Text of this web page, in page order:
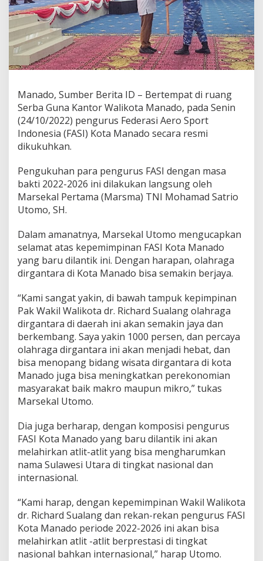
i
k
M
a
r
s
m
U
o
m
o
a
g
a
e
u
a
F
I
M
a
n
a
d
o
P
e
d
e
2
0
2
0
2
6
Manado, Sumber Berita ID – Bertempat di ruang
Serba Guna Kantor Walikota Manado, pada Senin
(24/10/2022) pengurus Federasi Aero Sport
Indonesia (FASI) Kota Manado secara resmi
dikukuhkan.
Pengukuhan para pengurus FASI dengan masa
bakti 2022-2026 ini dilakukan langsung oleh
Marsekal Pertama (Marsma) TNI Mohamad Satrio
Utomo, SH.
Dalam amanatnya, Marsekal Utomo mengucapkan
selamat atas kepemimpinan FASI Kota Manado
yang baru dilantik ini. Dengan harapan, olahraga
dirgantara di Kota Manado bisa semakin berjaya.
“Kami sangat yakin, di bawah tampuk kepimpinan
Pak Wakil Walikota dr. Richard Sualang olahraga
dirgantara di daerah ini akan semakin jaya dan
berkembang. Saya yakin 1000 persen, dan percaya
olahraga dirgantara ini akan menjadi hebat, dan
bisa menopang bidang wisata dirgantara di kota
Manado juga bisa meningkatkan perekonomian
masyarakat baik makro maupun mikro,” tukas
Marsekal Utomo.
Dia juga berharap, dengan komposisi pengurus
FASI Kota Manado yang baru dilantik ini akan
melahirkan atlit-atlit yang bisa mengharumkan
nama Sulawesi Utara di tingkat nasional dan
internasional.
“Kami harap, dengan kepemimpinan Wakil Walikota
dr. Richard Sualang dan rekan-rekan pengurus FASI
Kota Manado periode 2022-2026 ini akan bisa
melahirkan atlit -atlit berprestasi di tingkat
nasional bahkan internasional,” harap Utomo.